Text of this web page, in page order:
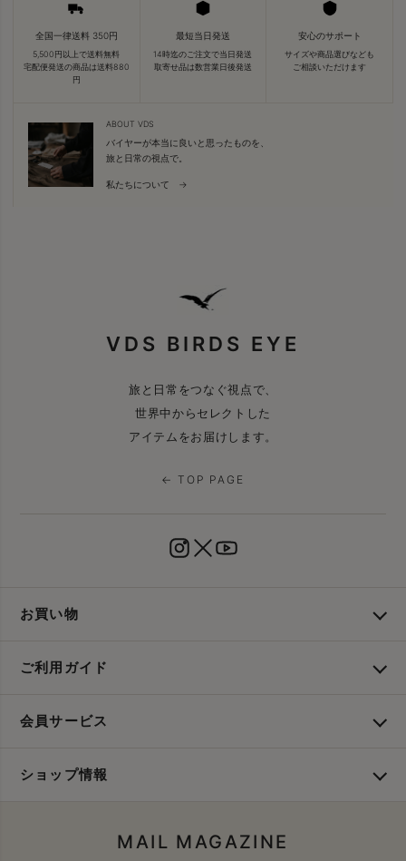
全国一律送料 350円
5,500円以上で送料無料
宅配便発送の商品は送料880
円
最短当日発送
14時迄のご注文で当日発送
取寄せ品は数営業日後発送
安心のサポート
サイズや商品選びなども
ご相談いただけます
ABOUT VDS
バイヤーが本当に良いと思ったものを、
旅と日常の視点で。
私たちについて →
VDS BIRDS EYE
旅と日常をつなぐ視点で、
世界中からセレクトした
アイテムをお届けします。
← TOP PAGE
お買い物
ご利用ガイド
会員サービス
ショップ情報
MAIL MAGAZINE